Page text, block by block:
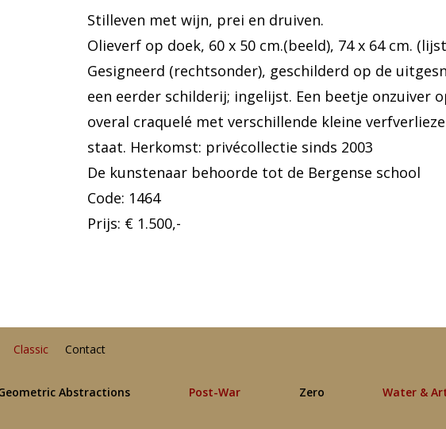
Stilleven met wijn, prei en druiven.
Olieverf op doek, 60 x 50 cm.(beeld), 74 x 64 cm.
Gesigneerd (rechtsonder), geschilderd op de
een eerder schilderij; ingelijst. Een beetje onzuiver
overal craquelé met verschillende kleine
staat. Herkomst: privécollectie sinds 2003
De kunstenaar behoorde tot de Bergense school
Code: 1464
Prijs: € 1.500,-
Classic Contact
Abstractions Post-War Zero Water &